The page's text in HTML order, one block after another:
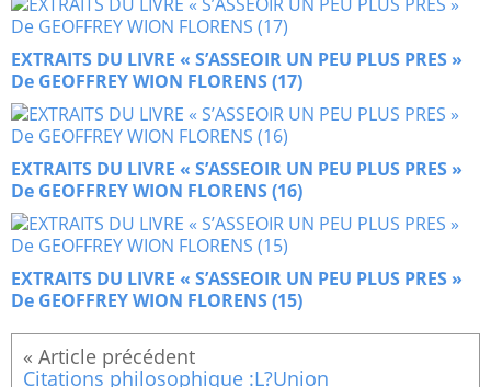
EXTRAITS DU LIVRE « S’ASSEOIR UN PEU PLUS PRES »
De GEOFFREY WION FLORENS (17)
EXTRAITS DU LIVRE « S’ASSEOIR UN PEU PLUS PRES »
De GEOFFREY WION FLORENS (16)
EXTRAITS DU LIVRE « S’ASSEOIR UN PEU PLUS PRES »
De GEOFFREY WION FLORENS (15)
Citations philosophique :L?Union